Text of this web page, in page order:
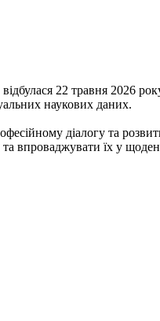
22 травня 2026
наукових даних.
діалогу та
та впроваджувати їх у